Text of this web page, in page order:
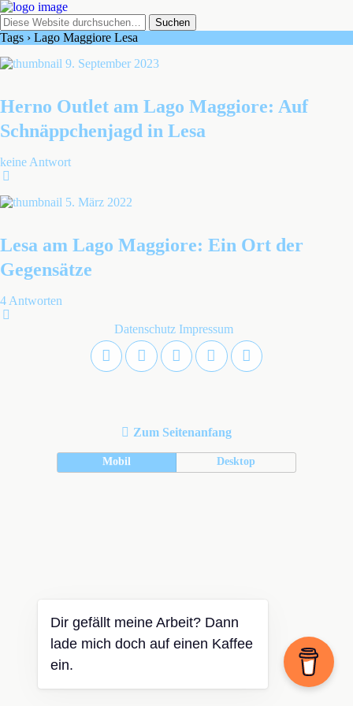
Tags › Lago Maggiore Lesa
9. September 2023
Herno Outlet am Lago Maggiore: Auf
Schnäppchenjagd in Lesa
keine Antwort
5. März 2022
Lesa am Lago Maggiore: Ein Ort der
Gegensätze
4 Antworten
Datenschutz Impressum
Zum Seitenanfang
Mobil Desktop
Dir gefällt meine Arbeit? Dann
lade mich doch auf einen Kaffee
ein.